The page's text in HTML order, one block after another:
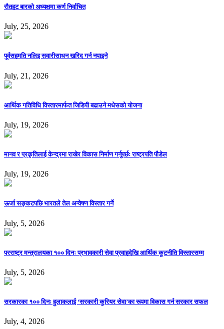
रौतहट बारको अध्यक्षमा कर्ण निर्वाचित
July, 25, 2026
पूर्वसहमति नलिइ सवारीसाधन खरिद गर्न नपाइने
July, 21, 2026
आर्थिक गतिविधि विस्तारमार्फत जिडिपी बढाउने मधेसको योजना
July, 19, 2026
मानव र प्रकृतिलाई केन्द्रमा राखेर विकास निर्माण गर्नुपर्छः राष्ट्रपति पौडेल
July, 19, 2026
ऊर्जा सङ्कटपछि भारतले तेल अन्वेषण विस्तार गर्ने
July, 5, 2026
परराष्ट्र मन्त्रालयका १०० दिनः प्रभावकारी सेवा प्रवाहदेखि आर्थिक कूटनीति विस्तारसम्म
July, 5, 2026
सरकारका १०० दिनः हुलाकलाई ‘सरकारी कुरियर सेवा’का रूपमा विकास गर्न सरकार सफल
July, 4, 2026